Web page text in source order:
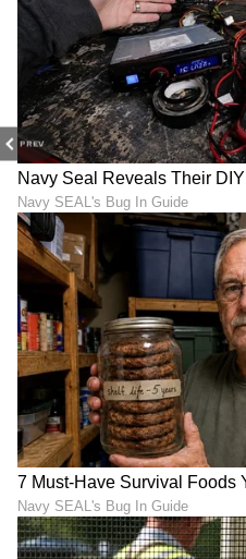
PREV
7
8
ರಾಜಸ್ಥಾನ ರಾಯಲ್ಸ್
ಹರಾಜಿನಲ್ಲಿ ಸಾಕಷ್ಟು
ಆಟಗಾರರನ್ನು ಖರೀದಿಸಿದ್ದು,
ಸ್ಯಾಮ್ಸನ್, ದೇವದತ್
ಅವರಂತಹ ಆಟಗಾರರನ್ನು